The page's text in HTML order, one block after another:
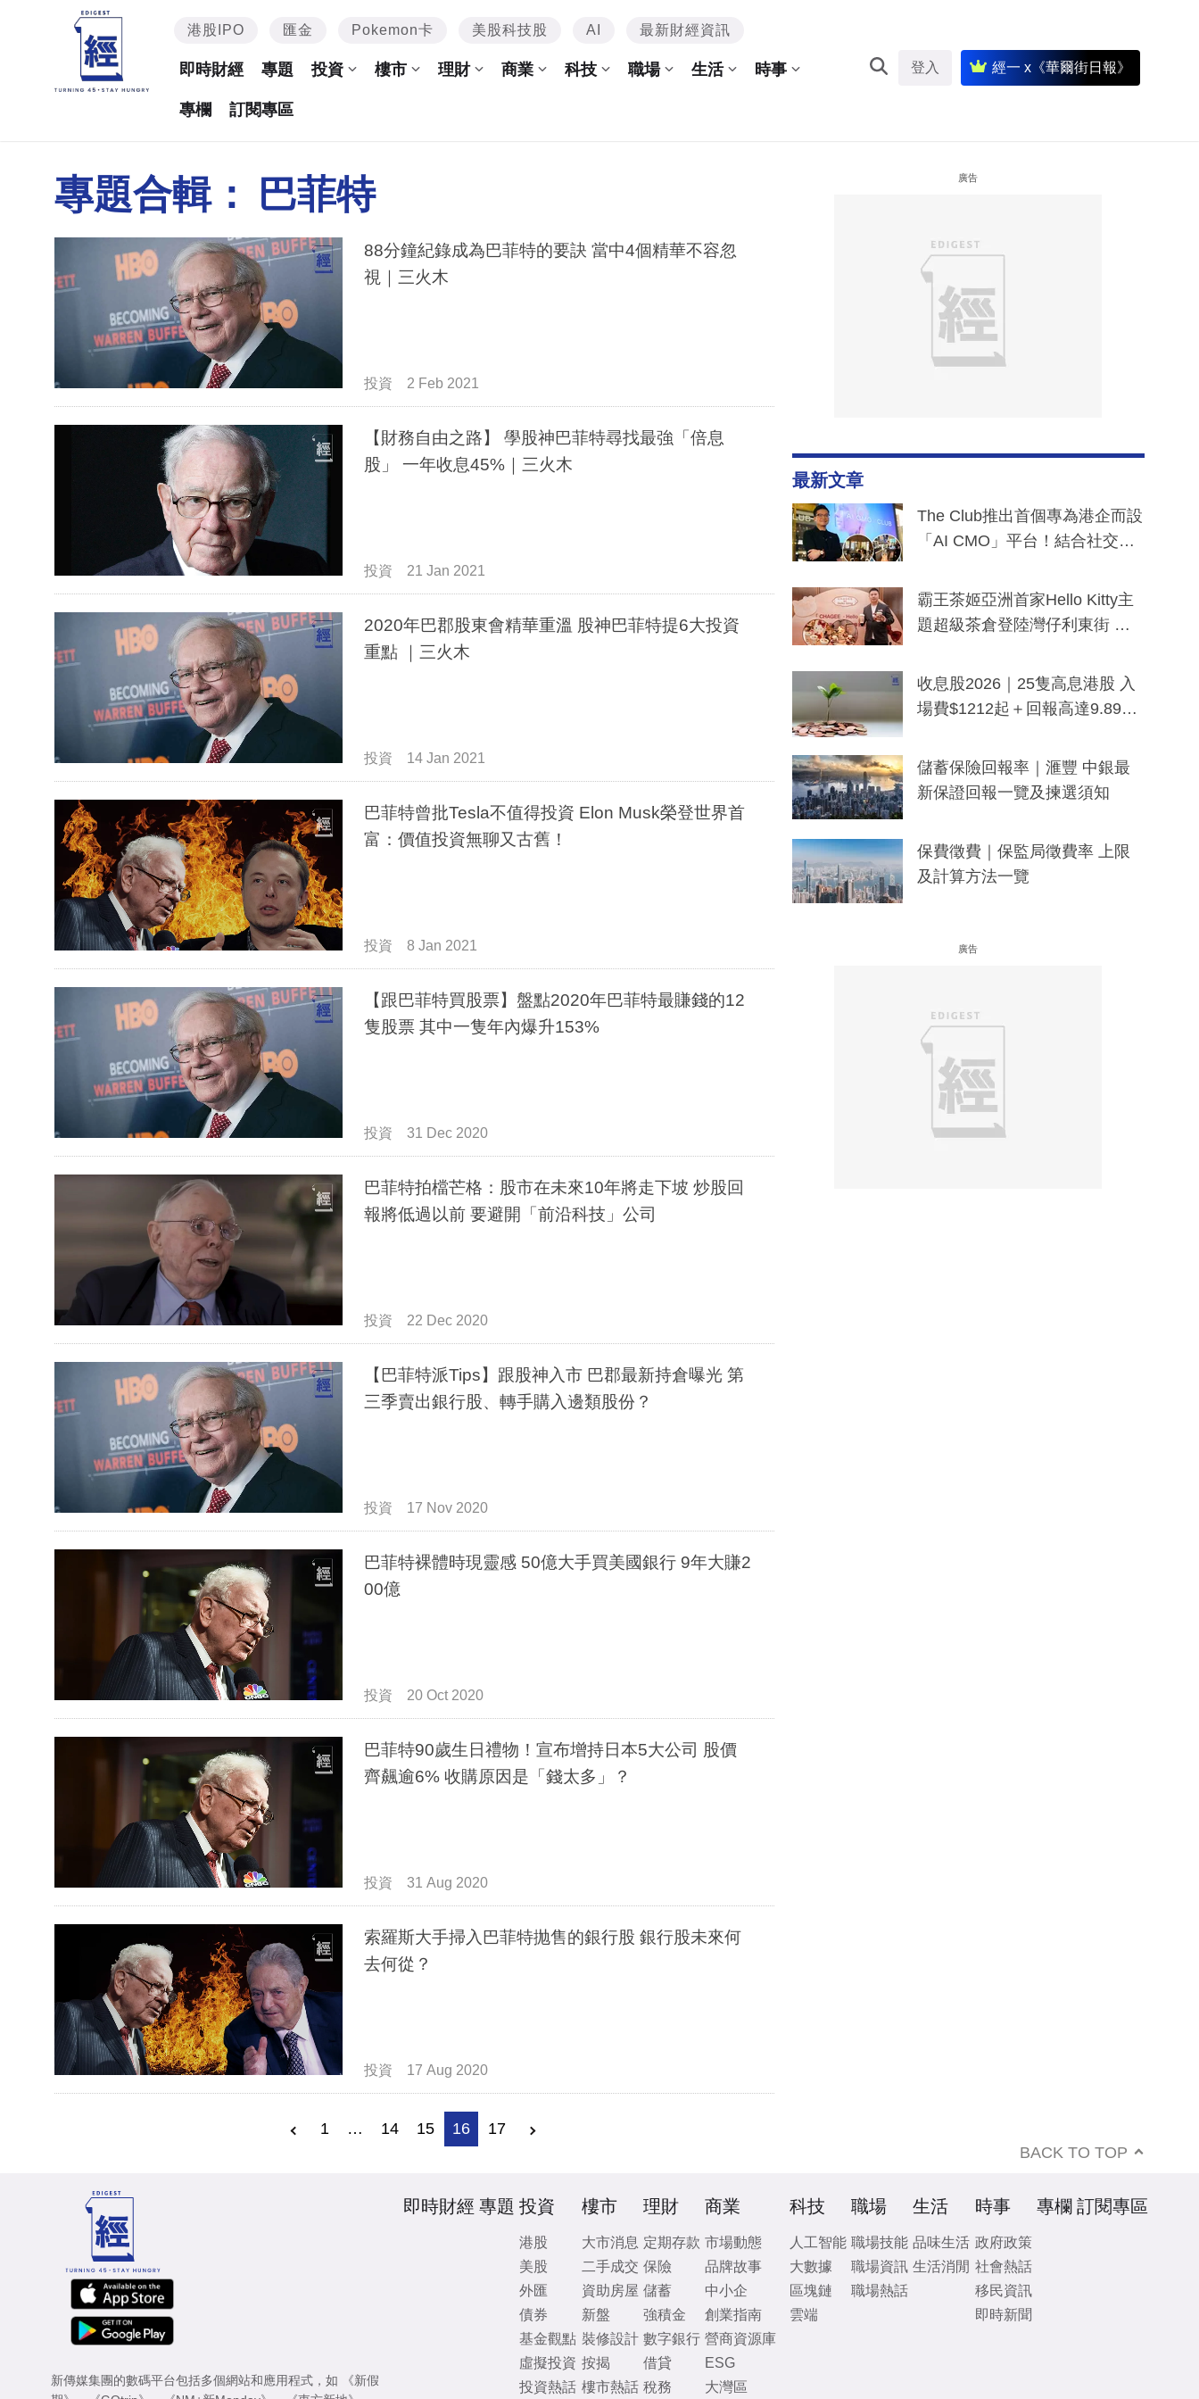
港股IPO 匯金 Pokemon卡 美股科技股 AI 最新財經資訊
即時財經 專題 投資 樓市 理財 商業 科技 職場 生活 時事
專欄 訂閱專區
登入 經一 x《華爾街日報》
專題合輯： 巴菲特
88分鐘紀錄成為巴菲特的要訣 當中4個精華不容忽
視｜三火木
投資 2 Feb 2021
【財務自由之路】 學股神巴菲特尋找最強「倍息
股」 一年收息45%｜三火木
投資 21 Jan 2021
2020年巴郡股東會精華重溫 股神巴菲特提6大投資
重點 ｜三火木
投資 14 Jan 2021
巴菲特曾批Tesla不值得投資 Elon Musk榮登世界首
富：價值投資無聊又古舊！
投資 8 Jan 2021
【跟巴菲特買股票】盤點2020年巴菲特最賺錢的12
隻股票 其中一隻年內爆升153%
投資 31 Dec 2020
巴菲特拍檔芒格：股市在未來10年將走下坡 炒股回
報將低過以前 要避開「前沿科技」公司
投資 22 Dec 2020
【巴菲特派Tips】跟股神入市 巴郡最新持倉曝光 第
三季賣出銀行股、轉手購入邊類股份？
投資 17 Nov 2020
巴菲特裸體時現靈感 50億大手買美國銀行 9年大賺2
00億
投資 20 Oct 2020
巴菲特90歲生日禮物！宣布增持日本5大公司 股價
齊飆逾6% 收購原因是「錢太多」？
投資 31 Aug 2020
索羅斯大手掃入巴菲特抛售的銀行股 銀行股未來何
去何從？
投資 17 Aug 2020
1 … 14 15 16 17
廣告
最新文章
The Club推出首個專為港企而設
「AI CMO」平台！結合社交聆
分鐘生成「貼地」宣傳短片
霸王茶姬亞洲首家Hello Kitty主
題超級茶倉登陸灣仔利東街 推
y及香港限定特調系列
收息股2026｜25隻高息港股 入
場費$1212起＋回報高達9.89
儲蓄保險回報率｜滙豐 中銀最
新保證回報一覽及揀選須知
保費徵費｜保監局徵費率 上限
及計算方法一覽
廣告
BACK TO TOP
新傳媒集團的數碼平台包括多個網站和應用程式，如
《新假
即時財經 專題 投資
港股
美股
外匯
債券
基金觀點
虛擬投資
投資熱話
樓市
大市消息
二手成交
資助房屋
新盤
裝修設計
按揭
樓市熱話
理財
定期存款
保險
儲蓄
強積金
數字銀行
借貸
稅務
商業
市場動態
品牌故事
中小企
創業指南
營商資源庫
ESG
大灣區
科技
人工智能
大數據
區塊鏈
雲端
職場
職場技能
職場資訊
職場熱話
生活
品味生活
生活消閒
時事
政府政策
社會熱話
移民資訊
即時新聞
專欄 訂閱專區